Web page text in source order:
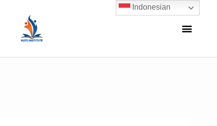
Indonesian